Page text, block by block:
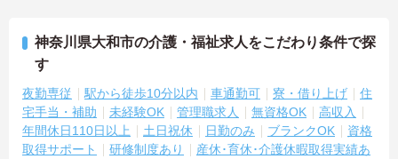
神奈川県大和市の介護・福祉求人をこだわり条件で探
す
夜勤専従 駅から徒歩10分以内 車通勤可 寮・借り上げ
住
宅手当・補助
未経験OK 管理職求人 無資格OK
高収入
年間休日110日以上
土日祝休 日勤のみ ブランクOK
資格
取得サポート
研修制度あり
産休･育休･介護休暇取得実績あ